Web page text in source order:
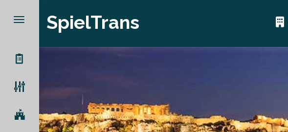
SpielTrans